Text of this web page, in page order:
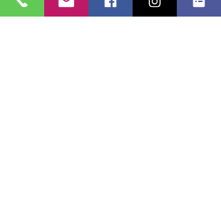
και ηλεκτρονικού υλικού για
την προώθηση των σκοπών της